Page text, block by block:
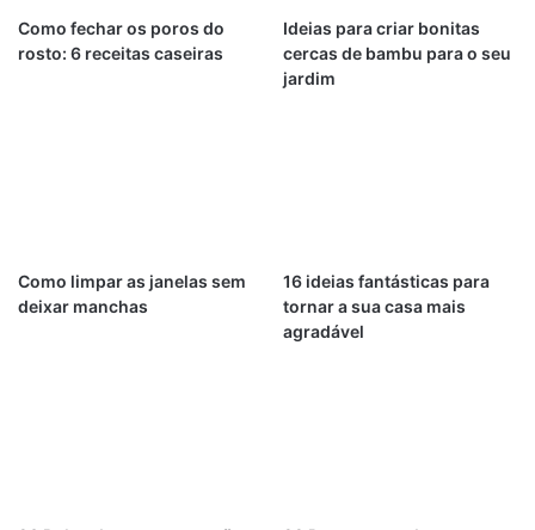
Como fechar os poros do
rosto: 6 receitas caseiras
Ideias para criar bonitas
cercas de bambu para o seu
jardim
Como limpar as janelas sem
deixar manchas
16 ideias fantásticas para
tornar a sua casa mais
agradável